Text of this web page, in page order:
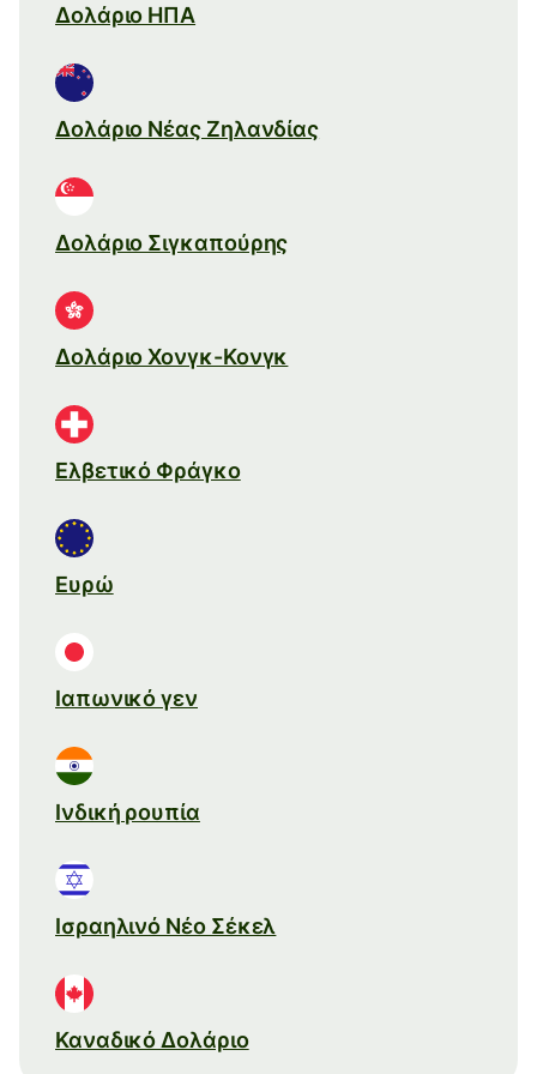
Δολάριο ΗΠΑ
Δολάριο Νέας Ζηλανδίας
Δολάριο Σιγκαπούρης
Δολάριο Χονγκ-Κονγκ
Ελβετικό Φράγκο
Ευρώ
Ιαπωνικό γεν
Ινδική ρουπία
Ισραηλινό Νέο Σέκελ
Καναδικό Δολάριο